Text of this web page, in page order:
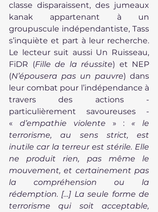
classe disparaissent, des jumeaux
kanak appartenant à un
groupuscule indépendantiste, Tass
s’inquiète et part à leur recherche.
Le lecteur suit aussi Un Ruisseau,
FiDR (Fille de la réussite) et NEP
(N’épousera pas un pauvre) dans
leur combat pour l’indépendance à
travers des actions -
particulièrement savoureuses -
« d’empathie violente » : « le
terrorisme, au sens strict, est
inutile car la terreur est stérile. Elle
ne produit rien, pas même le
mouvement, et certainement pas
la compréhension ou la
rédemption. […] La seule forme de
terrorisme qui soit acceptable,